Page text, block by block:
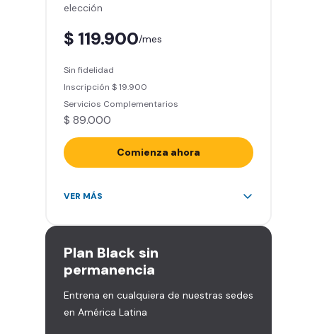
Descuentos especiales en marcas
Smart Fit App (Tu plan de
Clases grupales con profesores*
(Sujeto a disponibilidad de salón
en cada sede)
Acceso a todas las áreas de la
elección
$ 119.900/mes
Sin fidelidad
Inscripción $ 19.900
Servicios Complementarios
$ 89.000
Comienza ahora
Acceso ilimitado a más de 2.000
Derecho a traer un invitado 5
Smart Spa (Relájate en los sillones
de masajes)
Descuentos especiales en marcas
aliadas
VER MÁS
Plan Black sin
permanencia
Entrena en cualquiera de nuestras sedes
en América Latina